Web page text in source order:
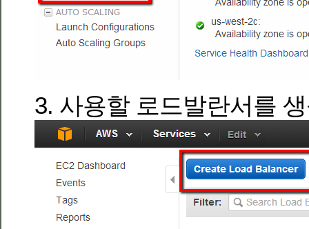
3. 사용할 로드발란서를